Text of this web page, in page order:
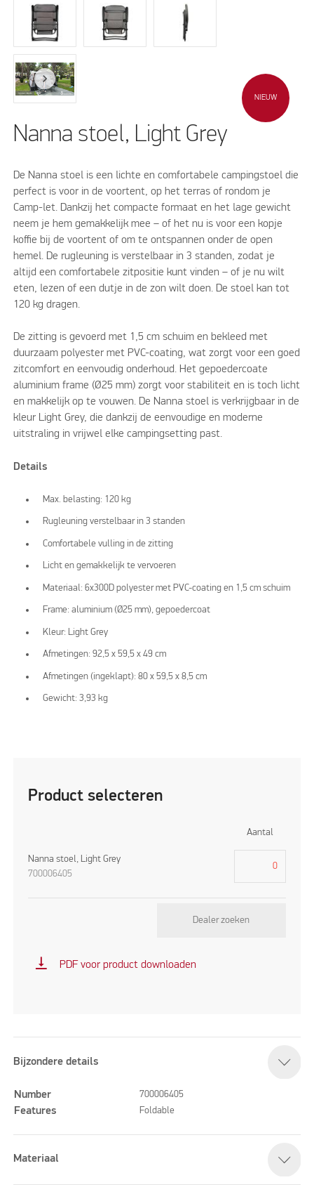
NIEUW
Nanna stoel, Light Grey
De Nanna stoel is een lichte en comfortabele campingstoel die
perfect is voor in de voortent, op het terras of rondom je
Camp-let. Dankzij het compacte formaat en het lage gewicht
neem je hem gemakkelijk mee – of het nu is voor een kopje
koffie bij de voortent of om te ontspannen onder de open
hemel. De rugleuning is verstelbaar in 3 standen, zodat je
altijd een comfortabele zitpositie kunt vinden – of je nu wilt
eten, lezen of een dutje in de zon wilt doen. De stoel kan tot
120 kg dragen.
De zitting is gevoerd met 1,5 cm schuim en bekleed met
duurzaam polyester met PVC-coating, wat zorgt voor een goed
zitcomfort en eenvoudig onderhoud. Het gepoedercoate
aluminium frame (Ø25 mm) zorgt voor stabiliteit en is toch licht
en makkelijk op te vouwen. De Nanna stoel is verkrijgbaar in de
kleur Light Grey, die dankzij de eenvoudige en moderne
uitstraling in vrijwel elke campingsetting past.
Details
Max. belasting: 120 kg
Rugleuning verstelbaar in 3 standen
Comfortabele vulling in de zitting
Licht en gemakkelijk te vervoeren
Materiaal: 6x300D polyester met PVC-coating en 1,5 cm schuim
Frame: aluminium (Ø25 mm), gepoedercoat
Kleur: Light Grey
Afmetingen: 92,5 x 59,5 x 49 cm
Afmetingen (ingeklapt): 80 x 59,5 x 8,5 cm
Gewicht: 3,93 kg
Product selecteren
Aantal
Nanna stoel, Light Grey
700006405
Dealer zoeken
vertical_align_bottom PDF voor product downloaden
Bijzondere details
Number 700006405
Features Foldable
Materiaal